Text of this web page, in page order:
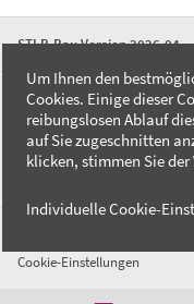
STLB-Bau Version 2026-04
FAQ
Kontakt
Datenschutzerklärung
Cookie-Einstellungen
Um Ihnen den
Cookies. Einige dieser
reibungslosen Ablauf
auf Sie zugeschnitten
klicken, stimmen Sie
Individuelle Cookie-